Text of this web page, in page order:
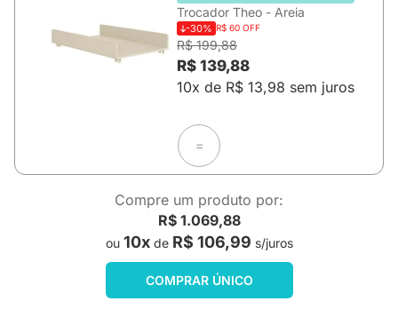
Trocador Theo - Areia
-30% R$ 60 OFF
R$ 199,88
R$ 139,88
10x de R$ 13,98 sem juros
=
Compre um produto por:
R$ 1.069,88
ou 10xde R$ 106,99 s/juros
COMPRAR ÚNICO